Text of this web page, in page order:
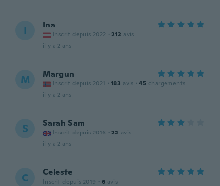
I Ina
Inscrit depuis 2022 · 212 avis
il y a 2 ans
M Margun
Inscrit depuis 2021 · 183 avis · 45 chargements
il y a 2 ans
S Sarah Sam
Inscrit depuis 2016 · 22 avis
il y a 2 ans
C Celeste
Inscrit depuis 2019 · 6 avis